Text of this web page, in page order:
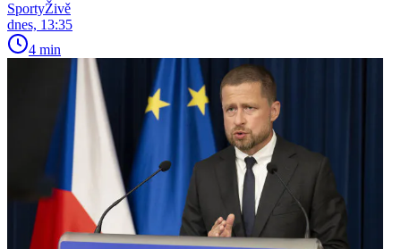
SportyŽivě
dnes, 13:35
4 min